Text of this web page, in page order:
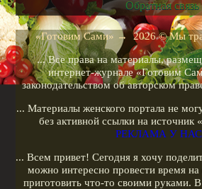
Рецепты для чайников
Рецепты для кухонных машин
Рецепты для кофеварок
Рецепты для гриля
Кулинарные рецепты
Меню диеты
Показать все теги
РЕКЛАМА У НАС
Обратная связь
«Готовим Сами» →2026© Мы
... Все права на материалы,
интернет-журнале «Готовим
законодательством об авторском
... Материалы женского портала не
без активной ссылки на источник
РЕКЛАМА У НАС
... Всем привет! Сегодня я хочу
можно интересно провести время
приготовить что-то своими руками.